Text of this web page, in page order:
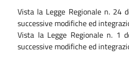
Vista la Legge Regionale n. 24
successive modifiche ed
Vista la Legge Regionale n. 1
successive modifiche ed